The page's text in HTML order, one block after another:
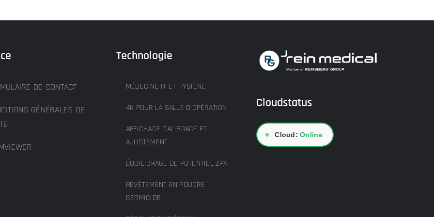
DE CONTACT
GÉNÉRALES DE
Technologie
MÉDECINE IT ET HYGIÈNE
4K POUR LA SALLE D’OPÉRATION
AFFICHAGE CALIBRAGE ET
AJUSTEMENT
ÉQUILIBRAGE DE POTENTIEL ZPA
REVÊTEMENT EN POUDRE
GERMICIDE
Cloudstatus
● Cloud:Online